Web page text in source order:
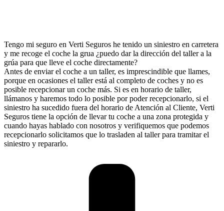
Tengo mi seguro en Verti Seguros he tenido un siniestro en carretera
y me recoge el coche la grua ¿puedo dar la dirección del taller a la
grúa para que lleve el coche directamente?
Antes de enviar el coche a un taller, es imprescindible que llames,
porque en ocasiones el taller está al completo de coches y no es
posible recepcionar un coche más. Si es en horario de taller,
llámanos y haremos todo lo posible por poder recepcionarlo, si el
siniestro ha sucedido fuera del horario de Atención al Cliente, Verti
Seguros tiene la opción de llevar tu coche a una zona protegida y
cuando hayas hablado con nosotros y verifiquemos que podemos
recepcionarlo solicitamos que lo trasladen al taller para tramitar el
siniestro y repararlo.